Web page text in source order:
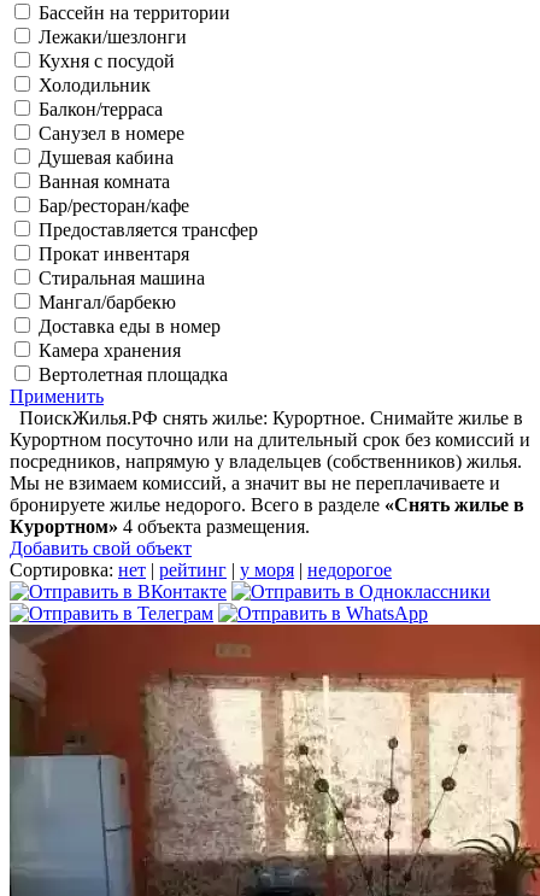
Бассейн на территории
Лежаки/шезлонги
Кухня с посудой
Холодильник
Балкон/терраса
Санузел в номере
Душевая кабина
Ванная комната
Бар/ресторан/кафе
Предоставляется трансфер
Прокат инвентаря
Стиральная машина
Мангал/барбекю
Доставка еды в номер
Камера хранения
Вертолетная площадка
Применить
ПоискЖилья.РФ снять жилье: Курортное. Снимайте жилье в
Курортном посуточно или на длительный срок без комиссий и
посредников, напрямую у владельцев (собственников) жилья.
Мы не взимаем комиссий, а значит вы не переплачиваете и
бронируете жилье недорого. Всего в разделе «Снять жилье в
Курортном» 4 объекта размещения.
Добавить свой объект
Сортировка: нет | рейтинг | у моря | недорогое